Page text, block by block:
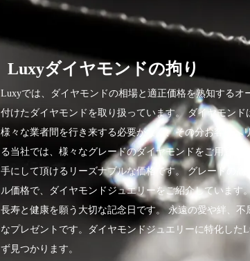
Luxyダイヤモンドの拘り
Luxyでは、ダイヤモンドの相場と適正価格を熟知する
付けたダイヤモンドを取り扱っています。 ダイヤモン
様々な業者間を行き来する必要がなく、その分お客様
る当社では、様々なグレードのダイヤモンドをご用意
手にして頂けるリーズナブルな価格です。 グレードの
ル価格で、ダイヤモンドジュエリーをご紹介しています
長寿と健康を願う大切な記念日です。 永遠の愛や絆、
なプレゼントです。ダイヤモンドジュエリーに特化し
ず見つかります。